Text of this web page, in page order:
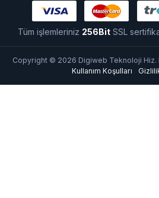
Tüm işlemleriniz 256BitSSL
Copyright © 2026 Digiweb Teknoloji Hiz.
Kullanım Koşulları